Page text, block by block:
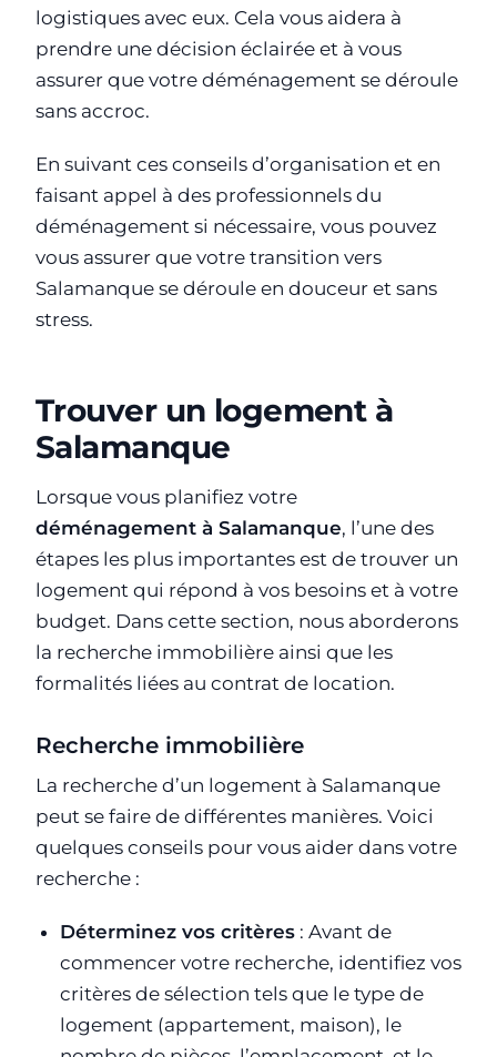
logistiques avec eux. Cela vous aidera à
prendre une décision éclairée et à vous
assurer que votre déménagement se déroule
sans accroc.
En suivant ces conseils d’organisation et en
faisant appel à des professionnels du
déménagement si nécessaire, vous pouvez
vous assurer que votre transition vers
Salamanque se déroule en douceur et sans
stress.
Trouver un logement à
Salamanque
Lorsque vous planifiez votre
déménagement à Salamanque, l’une des
étapes les plus importantes est de trouver un
logement qui répond à vos besoins et à votre
budget. Dans cette section, nous aborderons
la recherche immobilière ainsi que les
formalités liées au contrat de location.
Recherche immobilière
La recherche d’un logement à Salamanque
peut se faire de différentes manières. Voici
quelques conseils pour vous aider dans votre
recherche :
Déterminez vos critères : Avant de
commencer votre recherche, identifiez vos
critères de sélection tels que le type de
logement (appartement, maison), le